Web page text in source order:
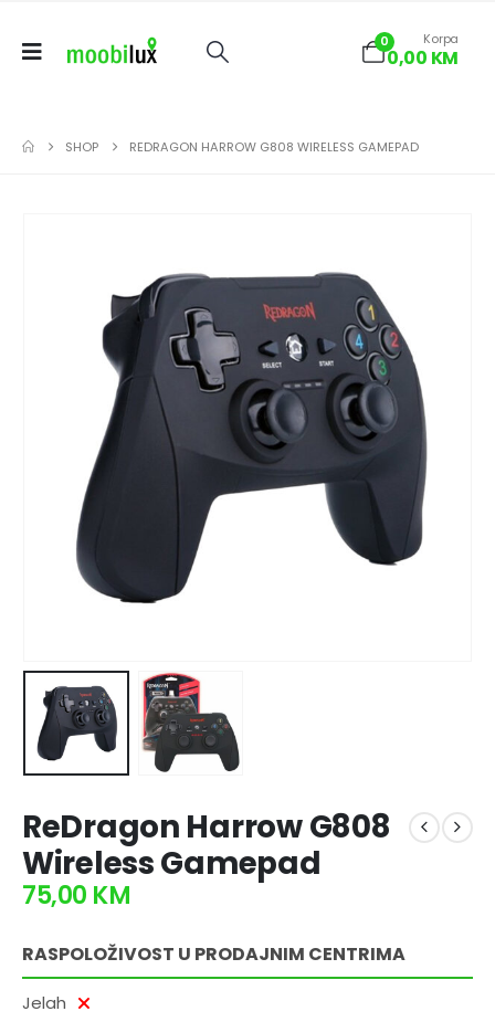
0 Korpa
0,00 KM
SHOP REDRAGON HARROW G808 WIRELESS GAMEPAD
ReDragon Harrow G808
Wireless Gamepad
75,00 KM
RASPOLOŽIVOST U PRODAJNIM CENTRIMA
Jelah